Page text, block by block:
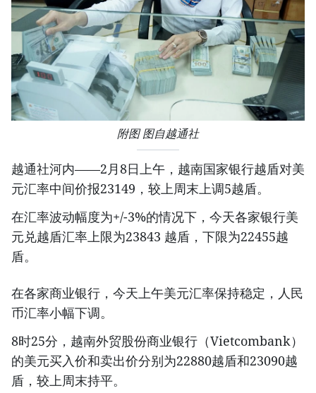
附图 图自越通社
越通社河内——2月8日上午，越南国家银行越盾对美
元汇率中间价报23149，较上周末上调5越盾。
在汇率波动幅度为+/-3%的情况下，今天各家银行美
元兑越盾汇率上限为23843 越盾，下限为22455越
盾。
在各家商业银行，今天上午美元汇率保持稳定，人民
币汇率小幅下调。
8时25分，越南外贸股份商业银行（Vietcombank）
的美元买入价和卖出价分别为22880越盾和23090越
盾，较上周末持平。